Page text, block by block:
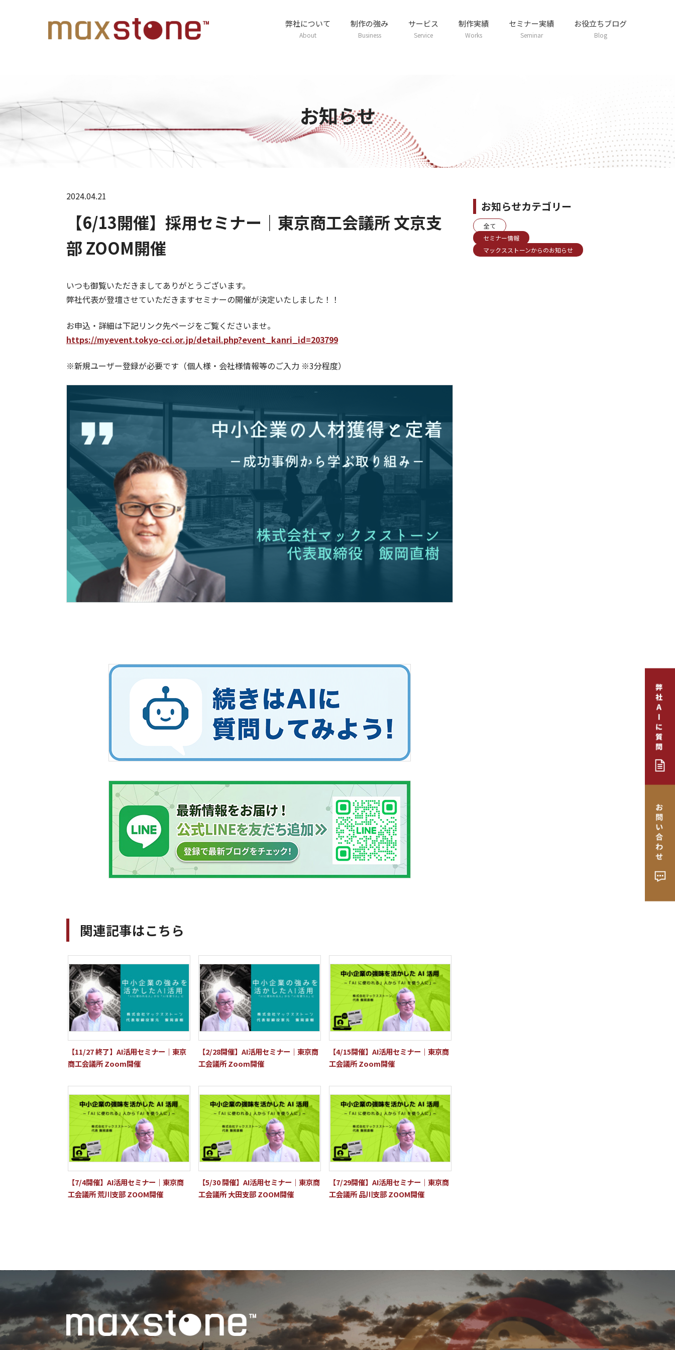
弊社について
About
制作の強み
Business
サービス
Service
制作実績
Works
セミナー実績
Seminar
お役立ちブログ
Blog
お知らせ
2024.04.21
【6/13開催】採用セミナー｜東京商工会議所 文京支
部 ZOOM開催
いつも御覧いただきましてありがとうございます。
弊社代表が登壇させていただきますセミナーの開催が決定いたしました！！
お申込・詳細は下記リンク先ページをご覧くださいませ。
https://myevent.tokyo-cci.or.jp/detail.php?event_kanri_id=203799
※新規ユーザー登録が必要です（個人様・会社様情報等のご入力 ※3分程度）
関連記事はこちら
【11/27 終了】AI活用セミナー｜東京
商工会議所 Zoom開催
【2/28開催】AI活用セミナー｜東京商
工会議所 Zoom開催
【4/15開催】AI活用セミナー｜東京商
工会議所 Zoom開催
【7/4開催】AI活用セミナー｜東京商
工会議所 荒川支部 ZOOM開催
【5/30 開催】AI活用セミナー｜東京商
工会議所 大田支部 ZOOM開催
【7/29開催】AI活用セミナー｜東京商
工会議所 品川支部 ZOOM開催
お知らせカテゴリー
全て
セミナー情報
マックスストーンからのお知らせ